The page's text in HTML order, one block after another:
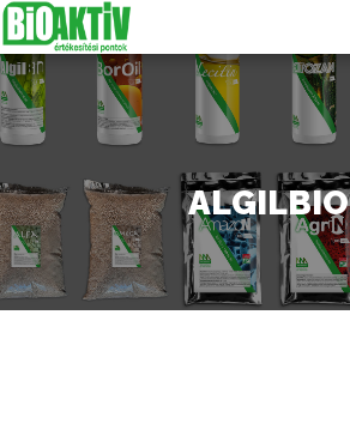
Főoldal
Termékeink
Tippek
Bejelentkezés
ALGILBIO